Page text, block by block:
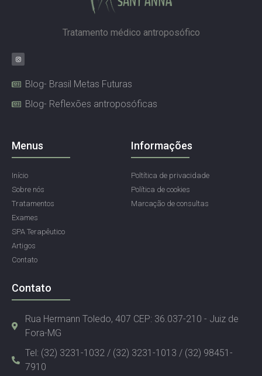
Tratamento médico antroposófico
Blog- Brasil Metas Futuras
Blog- Reflexões antroposóficas
Menus
Início
Sobre nós
Tratamentos
Exames
SPA Terapêutico
Artigos
Contato
Informações
Poltítica de privacidade
Política de cookies
Marcação de consultas
Contato
Rua Hermann Toledo, 407 CEP: 36.037-210 - Juiz de
Fora-MG
Tel: (32) 3231-1032 / (32) 3231-1013 / (32) 98451-
7910